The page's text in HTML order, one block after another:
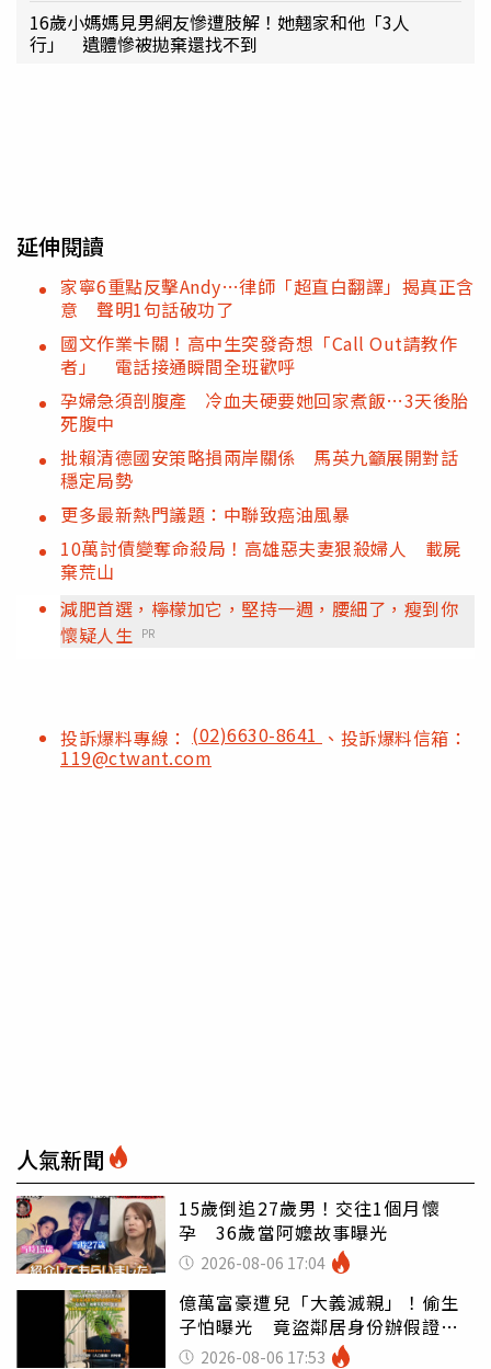
16歲小媽媽見男網友慘遭肢解！她翹家和他「3人
行」 遺體慘被拋棄還找不到
延伸閱讀
家寧6重點反擊Andy…律師「超直白翻譯」揭真正含
意 聲明1句話破功了
國文作業卡關！高中生突發奇想「Call Out請教作
者」 電話接通瞬間全班歡呼
孕婦急須剖腹產 冷血夫硬要她回家煮飯…3天後胎
死腹中
批賴清德國安策略損兩岸關係 馬英九籲展開對話
穩定局勢
更多最新熱門議題：中聯致癌油風暴
10萬討債變奪命殺局！高雄惡夫妻狠殺婦人 載屍
棄荒山
減肥首選，檸檬加它，堅持一週，腰細了，瘦到你
懷疑人生 PR
投訴爆料專線： (02)6630-8641 、投訴爆料信箱：
119@ctwant.com
人氣新聞
15歲倒追27歲男！交往1個月懷
孕 36歲當阿嬤故事曝光
2026-08-06 17:04
億萬富豪遭兒「大義滅親」！偷生
子怕曝光 竟盜鄰居身份辦假證落
戶 2026-08-06 17:53